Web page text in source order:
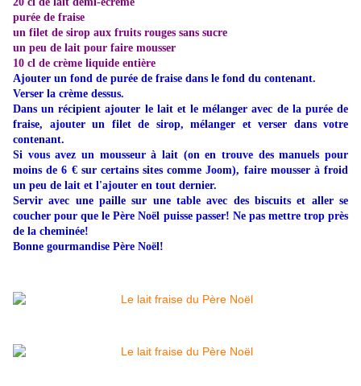
purée de fraise
un filet de sirop aux fruits rouges sans sucre
un peu de lait pour faire mousser
10 cl de crème liquide entière
Ajouter un fond de purée de fraise dans le fond du contenant.
Verser la crème dessus.
Dans un récipient ajouter le lait et le mélanger avec de la purée de
fraise, ajouter un filet de sirop, mélanger et verser dans votre
contenant.
Si vous avez un mousseur à lait (on en trouve des manuels pour
moins de 6 € sur certains sites comme Joom), faire mousser à froid
un peu de lait et l'ajouter en tout dernier.
Servir avec une paille sur une table avec des biscuits et aller se
coucher pour que le Père Noël puisse passer! Ne pas mettre trop près
de la cheminée!
Bonne gourmandise Père Noël!